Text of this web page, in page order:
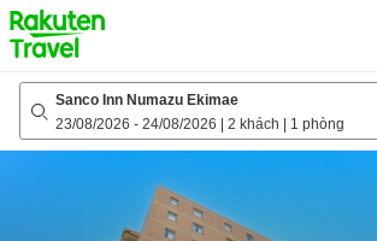
to
top
page
Sanco Inn Numazu Ekimae
23/08/2026 - 24/08/2026 2 khách 1 phòng